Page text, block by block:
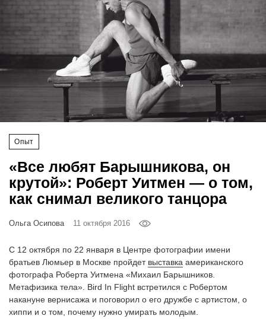
Опыт
«Все любят Барышникова, он
крутой»: Роберт Уитмен — о том,
как снимал великого танцора
Ольга Осипова 11 октября 2016
С 12 октября по 22 января в Центре фотографии имени
братьев Люмьер в Москве пройдет выставка американского
фотографа Роберта Уитмена «Михаил Барышников.
Метафизика тела». Bird In Flight встретился с Робертом
накануне вернисажа и поговорил о его дружбе с артистом, о
хиппи и о том, почему нужно умирать молодым.